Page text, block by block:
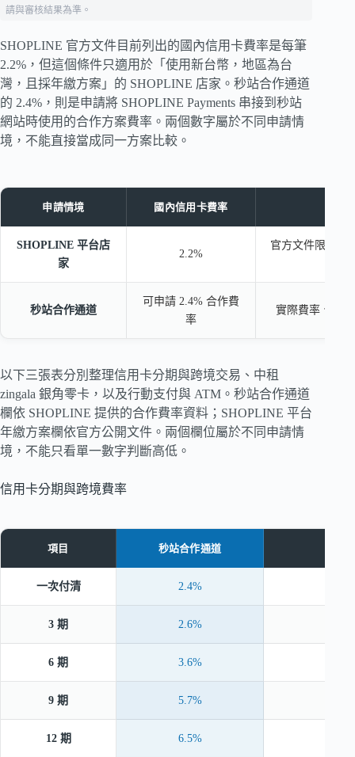
請與審核結果為準。
SHOPLINE 官方文件目前列出的國內信用卡費率是每筆
2.2%，但這個條件只適用於「使用新台幣，地區為台
灣，且採年繳方案」的 SHOPLINE 店家。秒站合作通道
的 2.4%，則是申請將 SHOPLINE Payments 串接到秒站
網站時使用的合作方案費率。兩個數字屬於不同申請情
境，不能直接當成同一方案比較。
申請情境 國內信用卡費率
SHOPLINE 平台店
家
2.2%
官方文件限定新
秒站合作通道
可申請 2.4% 合作費
率
實際費率、審
以下三張表分別整理信用卡分期與跨境交易、中租
zingala 銀角零卡，以及行動支付與 ATM。秒站合作通道
欄依 SHOPLINE 提供的合作費率資料；SHOPLINE 平台
年繳方案欄依官方公開文件。兩個欄位屬於不同申請情
境，不能只看單一數字判斷高低。
信用卡分期與跨境費率
項目 秒站合作通道
一次付清 2.4%
3 期 2.6%
6 期 3.6%
9 期 5.7%
12 期 6.5%